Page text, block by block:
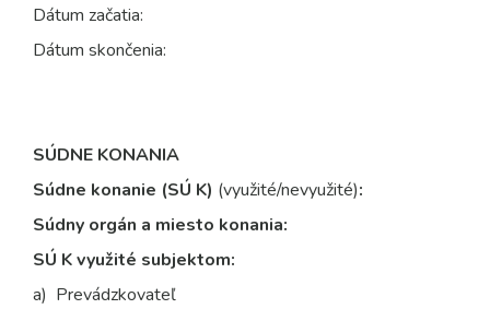
Dátum začatia:
Dátum skončenia:
SÚDNE KONANIA
Súdne konanie (SÚ K) (využité/nevyužité):
Súdny orgán a miesto konania:
SÚ K využité subjektom:
a) Prevádzkovateľ